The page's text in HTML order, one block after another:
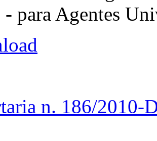
para Agentes
n. 186/2010-